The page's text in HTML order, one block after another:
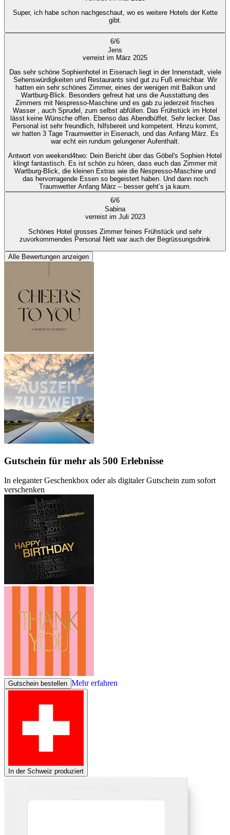
Super, ich habe schon nachgeschaut, wo es weitere Hotels der Kette
gibt.
6/6
Jens
verreist im März 2025
Das sehr schöne Sophienhotel in Eisenach liegt in der Innenstadt, viele
Sehenswürdigkeiten und Restaurants sind gut zu Fuß erreichbar. Wir
hatten ein sehr schönes Zimmer, eines der wenigen mit Balkon und
Wartburg-Blick. Besonders gefreut hat uns die Ausstattung des
Zimmers mit Nespresso-Maschine und es gab zu jederzeit frisches
Wasser , auch Sprudel, zum selbst abfüllen. Das Frühstück im Hotel
lässt keine Wünsche offen. Ebenso das Abendbüffet. Sehr lecker. Das
Personal ist sehr freundlich, hilfsbereit und kompetent. Hinzu kommt,
wir hatten 3 Tage Traumwetter in Eisenach, und das Anfang März. Es
war echt ein rundum gelungener Aufenthalt.
Antwort von weekend4two: Dein Bericht über das Göbel's Sophien Hotel
klingt fantastisch. Es ist schön zu hören, dass euch das Zimmer mit
Wartburg-Blick, die kleinen Extras wie die Nespresso-Maschine und
das hervorragende Essen so begeistert haben. Und dann noch
Traumwetter Anfang März – besser geht’s ja kaum.
6/6
Sabina
verreist im Juli 2023
Schönes Hotel grosses Zimmer feines Frühstück und sehr
zuvorkommendes Personal Nett war auch der Begrüssungsdrink
Alle Bewertungen anzeigen
Gutschein für mehr als 500 Erlebnisse
In eleganter Geschenkbox oder als digitaler Gutschein zum sofort
verschenken
Gutschein bestellen Mehr erfahren
In der Schweiz produziert